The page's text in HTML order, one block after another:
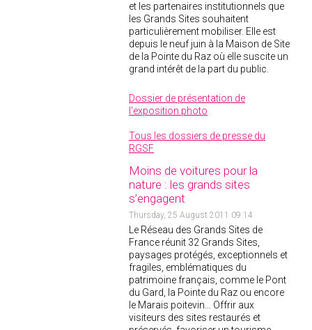
et les partenaires institutionnels que
les Grands Sites souhaitent
particulièrement mobiliser. Elle est
depuis le neuf juin à la Maison de Site
de la Pointe du Raz où elle suscite un
grand intérêt de la part du public.
Dossier de présentation de
l'exposition photo
Tous les dossiers de presse du
RGSF
Moins de voitures pour la
nature : les grands sites
s’engagent
Thursday, 25 August 2011 09:14
Le Réseau des Grands Sites de
France réunit 32 Grands Sites,
paysages protégés, exceptionnels et
fragiles, emblématiques du
patrimoine français, comme le Pont
du Gard, la Pointe du Raz ou encore
le Marais poitevin… Offrir aux
visiteurs des sites restaurés et